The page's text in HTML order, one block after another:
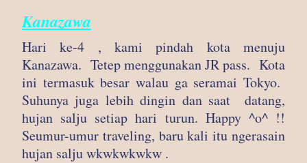
Kanazawa
Hari ke-4 , kami pindah kota menuju
Kanazawa. Tetep menggunakan JR pass. Kota
ini termasuk besar walau ga seramai Tokyo.
Suhunya juga lebih dingin dan saat datang,
hujan salju setiap hari turun. Happy ^o^ !!
Seumur-umur traveling, baru kali itu ngerasain
hujan salju wkwkwkwkw .